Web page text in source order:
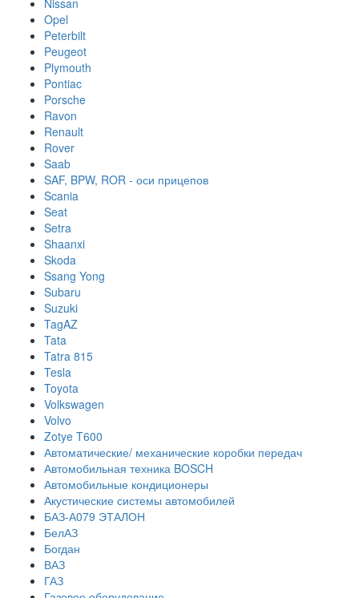
Nissan
Opel
Peterbilt
Peugeot
Plymouth
Pontiac
Porsche
Ravon
Renault
Rover
Saab
SAF, BPW, ROR - оси прицепов
Scania
Seat
Setra
Shaanxi
Skoda
Ssang Yong
Subaru
Suzuki
TagAZ
Tata
Tatra 815
Tesla
Toyota
Volkswagen
Volvo
Zotye T600
Автоматические/ механические коробки передач
Автомобильная техника BOSCH
Автомобильные кондиционеры
Акустические системы автомобилей
БАЗ-А079 ЭТАЛОН
БелАЗ
Богдан
ВАЗ
ГАЗ